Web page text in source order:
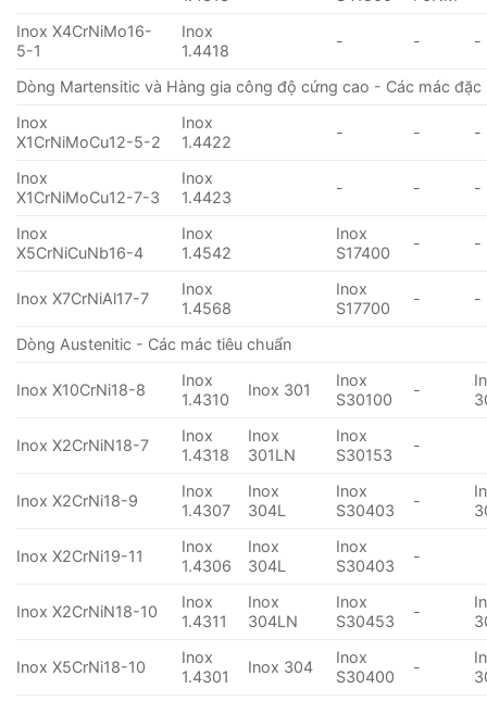
Inox X4CrNiMo16-
5-1
Inox
1.4418
- - -
Dòng Martensitic và Hàng gia công độ cứng cao - Các mác đặc
Inox
X1CrNiMoCu12-5-2
Inox
1.4422
- - -
Inox
X1CrNiMoCu12-7-3
Inox
1.4423
- - -
Inox
X5CrNiCuNb16-4
Inox
1.4542
Inox
S17400
- -
Inox X7CrNiAl17-7
Inox
1.4568
Inox
S17700
- -
Dòng Austenitic - Các mác tiêu chuẩn
Inox X10CrNi18-8
Inox
1.4310
Inox 301
Inox
S30100
-
Inox X2CrNiN18-7
Inox
1.4318
Inox
301LN
Inox
S30153
-
Inox X2CrNi18-9
Inox
1.4307
Inox
304L
Inox
S30403
-
Inox X2CrNi19-11
Inox
1.4306
Inox
304L
Inox
S30403
-
Inox X2CrNiN18-10
Inox
1.4311
Inox
304LN
Inox
S30453
-
Inox X5CrNi18-10
Inox
1.4301
Inox 304
Inox
S30400
-